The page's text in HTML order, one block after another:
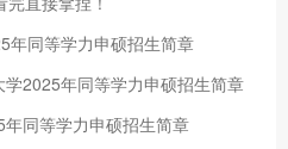
年同等学力申硕招生简章
2025年同等学力申硕招生简章
同等学力申硕招生简章